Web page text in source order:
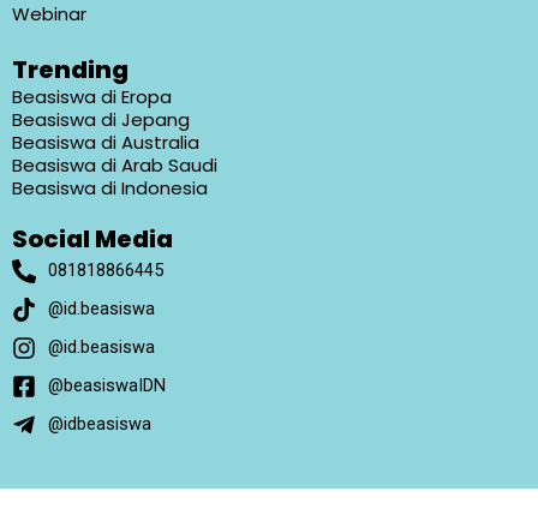
Webinar
Trending
Beasiswa di Eropa
Beasiswa di Jepang
Beasiswa di Australia
Beasiswa di Arab Saudi
Beasiswa di Indonesia
Social Media
081818866445
@id.beasiswa
@id.beasiswa
@beasiswaIDN
@idbeasiswa